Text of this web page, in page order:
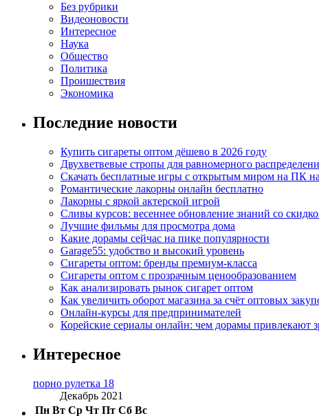
Без рубрики
Видеоновости
Интересное
Наука
Общество
Политика
Проишествия
Экономика
Последние новости
Купить сигареты оптом дёшево в 2026 году
Двухветвевые стропы для равномерного
Скачать бесплатные игры с открытым миром на ПК
Романтические лакорны онлайн бесплатно
Лакорны с яркой актерской игрой
Сливы курсов: весеннее обновление знаний со
Лучшие фильмы для просмотра дома
Какие дорамы сейчас на пике популярности
Garage55: удобство и высокий уровень
Сигареты оптом: бренды премиум-класса
Сигареты оптом с прозрачным ценообразованием
Как анализировать рынок сигарет оптом
Как увеличить оборот магазина за счёт оптовых
Онлайн-курсы для предпринимателей
Корейские сериалы онлайн: чем дорамы привлекают
Интересное
порно рулетка 18
Декабрь 2021
Пн Вт Ср Чт Пт Сб Вс